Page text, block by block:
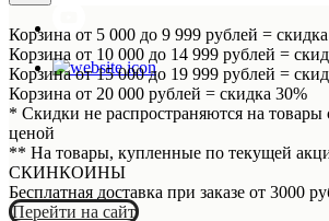
Корзина от 5 000 до 9 999 рублей =
Корзина от 10 000 до 14 999 рублей =
Корзина от 15 000 до 19 999 рублей =
Корзина от 20 000 рублей = скидка 30%
* Скидки не распространяются на
ценой
** На товары, купленные по текущей
СКИНКОИНЫ
Бесплатная доставка при заказе от 3000
Перейти на сайт